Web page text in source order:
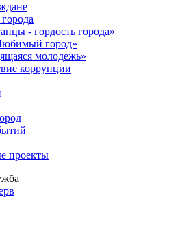
- гордость города»
город»
молодежь»
коррупции
проекты